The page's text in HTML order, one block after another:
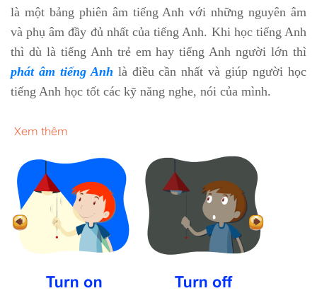
là một bảng phiên âm tiếng Anh với những nguyên âm
và phụ âm đầy đủ nhất của tiếng Anh. Khi học tiếng Anh
thì dù là tiếng Anh trẻ em hay tiếng Anh người lớn thì
phát âm tiếng Anh là điều cần nhất và giúp người học
tiếng Anh học tốt các kỹ năng nghe, nói của mình.
Xem thêm